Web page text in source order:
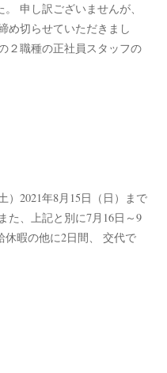
申し訳ございませんが、
め切らせていただきまし
２職種の正社員スタッフの
）2021年8月15日（日）まで
た、上記と別に7月16日～9
休暇の他に2日間、 交代で